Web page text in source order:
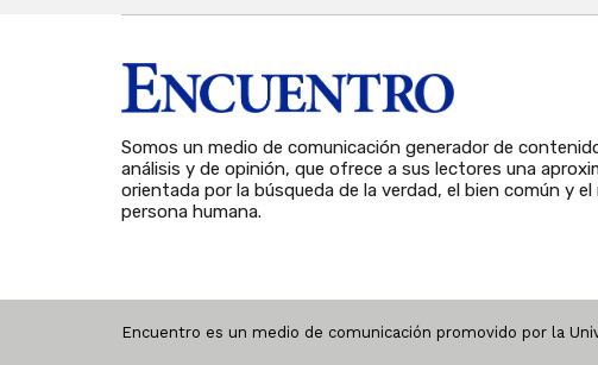
Somos un medio de comunicación generador de
análisis y de opinión, que ofrece a sus lectores una
orientada por la búsqueda de la verdad, el bien común y
persona humana.
Encuentro es un medio de comunicación promovido por la